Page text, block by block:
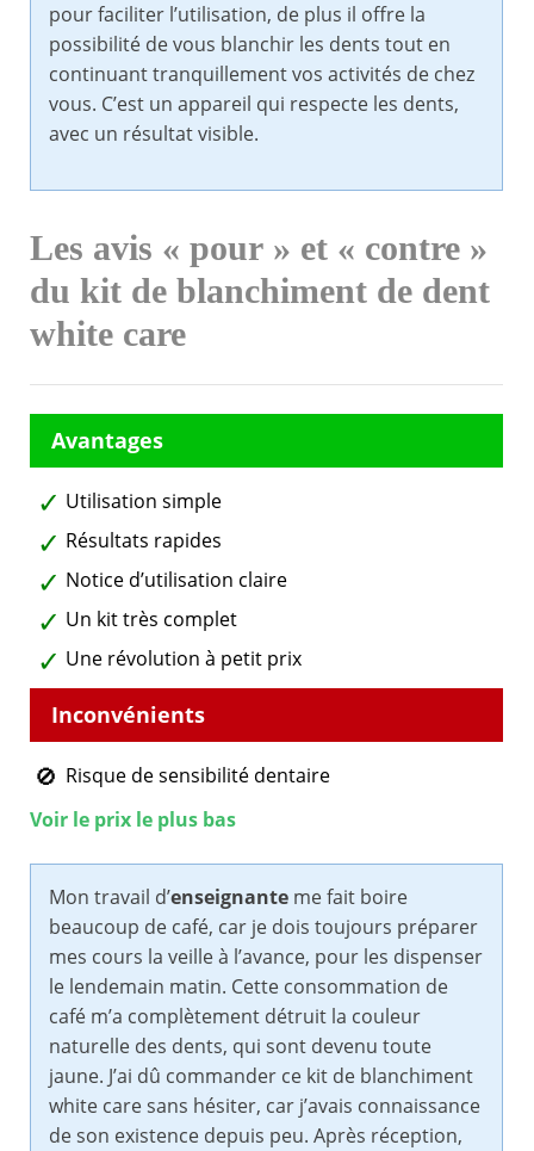
pour faciliter l’utilisation, de plus il offre la
possibilité de vous blanchir les dents tout en
continuant tranquillement vos activités de chez
vous. C’est un appareil qui respecte les dents,
avec un résultat visible.
Les avis « pour » et « contre »
du kit de blanchiment de dent
white care
Utilisation simple
Résultats rapides
Notice d’utilisation claire
Un kit très complet
Une révolution à petit prix
Risque de sensibilité dentaire
Voir le prix le plus bas
Mon travail d’enseignante me fait boire
beaucoup de café, car je dois toujours préparer
mes cours la veille à l’avance, pour les dispenser
le lendemain matin. Cette consommation de
café m’a complètement détruit la couleur
naturelle des dents, qui sont devenu toute
jaune. J’ai dû commander ce kit de blanchiment
white care sans hésiter, car j’avais connaissance
de son existence depuis peu. Après réception,